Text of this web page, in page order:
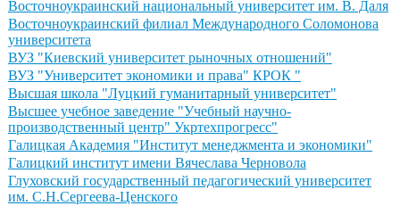
Восточноукраинский национальный университет им. В. Даля
Восточноукраинский филиал Международного Соломонова
университета
ВУЗ "Киевский университет рыночных отношений"
ВУЗ "Университет экономики и права" КРОК "
Высшая школа "Луцкий гуманитарный университет"
Высшее учебное заведение "Учебный научно-
производственный центр" Укртехпрогресс"
Галицкая Академия "Институт менеджмента и экономики"
Галицкий институт имени Вячеслава Черновола
Глуховский государственный педагогический университет
им. С.Н.Сергеева-Ценского